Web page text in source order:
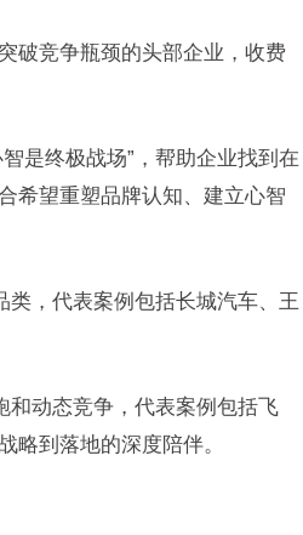
破竞争瓶颈的头部企业，收费
是终极战场”，帮助企业找到在
希望重塑品牌认知、建立心智
类，代表案例包括长城汽车、王
和动态竞争，代表案例包括飞
略到落地的深度陪伴。